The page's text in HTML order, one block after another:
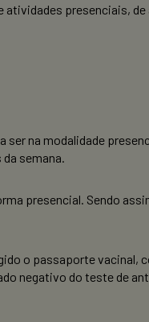
presenciais,
ser na modalidade
semana.
presencial. Sendo
o passaporte vacinal,
negativo do teste de